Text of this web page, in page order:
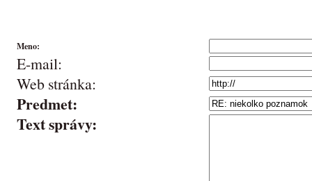
Meno:
E-mail:
Web stránka:
Predmet:
Text správy: